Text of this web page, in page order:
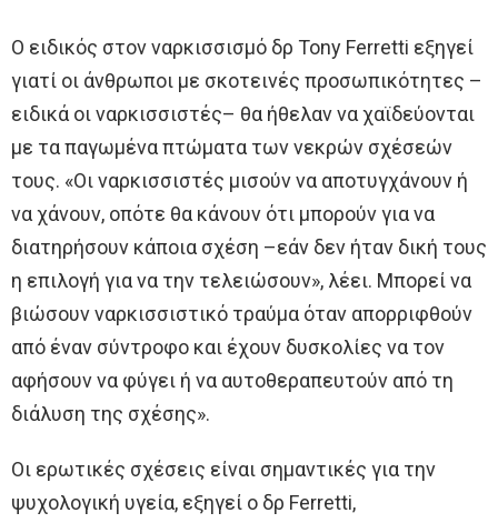
Ο ειδικός στον ναρκισσισμό δρ Tony Ferretti εξηγεί
γιατί οι άνθρωποι με σκοτεινές προσωπικότητες –
ειδικά οι ναρκισσιστές– θα ήθελαν να χαϊδεύονται
με τα παγωμένα πτώματα των νεκρών σχέσεών
τους. «Οι ναρκισσιστές μισούν να αποτυγχάνουν ή
να χάνουν, οπότε θα κάνουν ότι μπορούν για να
διατηρήσουν κάποια σχέση –εάν δεν ήταν δική τους
η επιλογή για να την τελειώσουν», λέει. Μπορεί να
βιώσουν ναρκισσιστικό τραύμα όταν απορριφθούν
από έναν σύντροφο και έχουν δυσκολίες να τον
αφήσουν να φύγει ή να αυτοθεραπευτούν από τη
διάλυση της σχέσης».
Οι ερωτικές σχέσεις είναι σημαντικές για την
ψυχολογική υγεία, εξηγεί ο δρ Ferretti,